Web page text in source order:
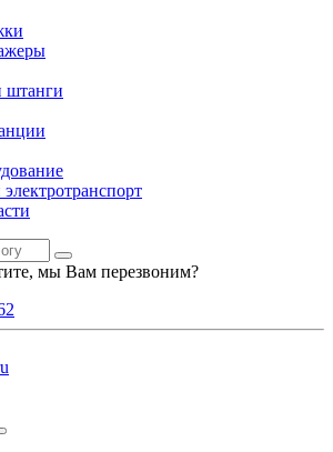
штанги
мы Вам перезвоним?